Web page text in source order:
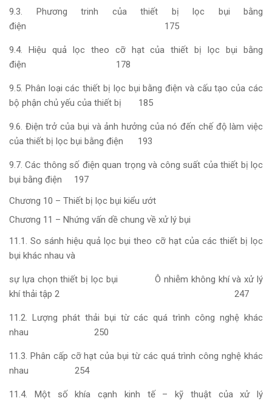
9.3. Phương trinh của thiết bị lọc bụi bằng
điện 175
9.4. Hiệu quả lọc theo cỡ hạt của thiết bị lọc bụi bằng
điện 178
9.5. Phân loại các thiết bị lọc bụi bằng điện và cấu tạo của các
bộ phận chủ yếu của thiết bị 185
9.6. Điện trở của bụi và ảnh hưởng của nó đến chế độ làm việc
của thiết bị lọc bụi bằng điện 193
9.7. Các thông số điện quan trọng và công suất của thiết bị lọc
bụi bằng điện 197
Chương 10 – Thiết bị lọc bụi kiểu ướt
Chương 11 – Nhứng vấn dề chung về xử lý bụi
11.1. So sánh hiệu quả lọc bụi theo cỡ hạt của các thiết bị lọc
bụi khác nhau và
sự lựa chọn thiết bị lọc bụi Ô nhiễm không khí và xử lý
khí thải tập 2 247
11.2. Lượng phát thải bụi từ các quá trình công nghệ khác
nhau 250
11.3. Phân cấp cỡ hạt của bụi từ các quá trình công nghệ khác
nhau 254
11.4. Một số khía cạnh kinh tế – kỹ thuật của xử lý